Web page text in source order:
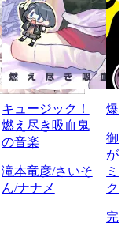
キュージック！
燃え尽き吸血鬼
の音楽
滝本竜彦/さいそ
ん/ナナメ
爆
御
が
ミ
ク
完